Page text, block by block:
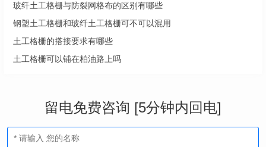
玻纤土工格栅与防裂网格布的区别有哪些
钢塑土工格栅和玻纤土工格栅可不可以混用
土工格栅的搭接要求有哪些
土工格栅可以铺在柏油路上吗
留电免费咨询 [5分钟内回电]